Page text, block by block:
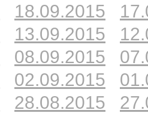
18.09.2015
13.09.2015
08.09.2015
02.09.2015
28.08.2015